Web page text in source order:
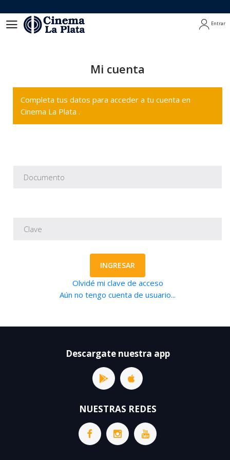
Entrar
Mi cuenta
Completa tus datos para acceder a tu cuenta en
Cinema La Plata .
INGRESAR
Olvidé mi clave de acceso
Aún no tengo cuenta de usuario...
Descargate nuestra app
NUESTRAS REDES